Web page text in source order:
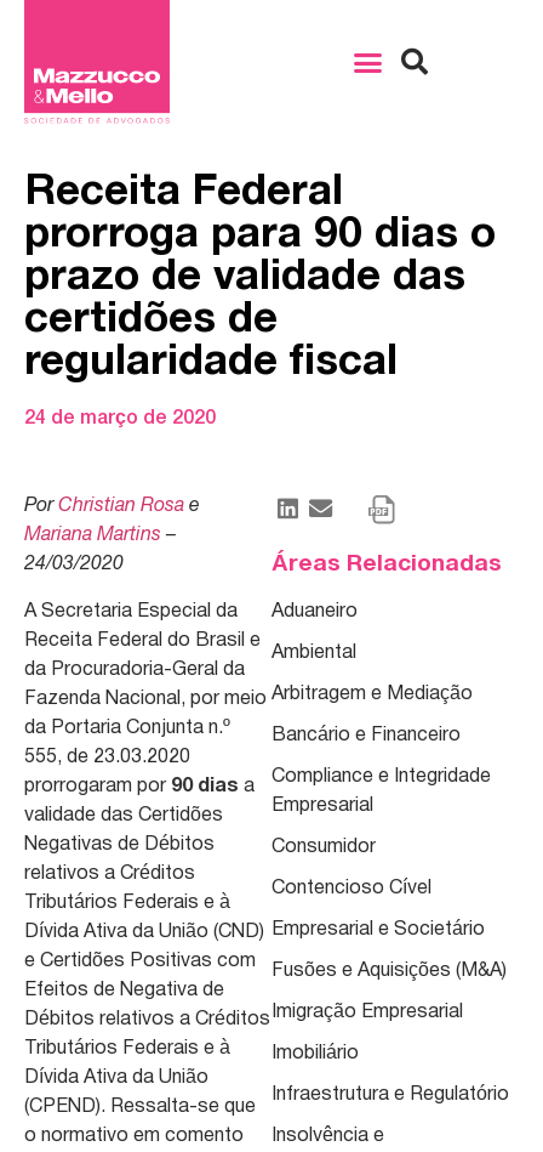
Receita Federal
prorroga para 90 dias o
prazo de validade das
certidões de
regularidade fiscal
24 de março de 2020
Por Christian Rosa e
Mariana Martins –
24/03/2020
A Secretaria Especial da
Receita Federal do Brasil e
da Procuradoria-Geral da
Fazenda Nacional, por meio
da Portaria Conjunta n.º
555, de 23.03.2020
prorrogaram por 90 dias a
validade das Certidões
Negativas de Débitos
relativos a Créditos
Tributários Federais e à
Dívida Ativa da União (CND)
e Certidões Positivas com
Efeitos de Negativa de
Débitos relativos a Créditos
Tributários Federais e à
Dívida Ativa da União
(CPEND). Ressalta-se que
o normativo em comento
Áreas Relacionadas
Aduaneiro
Ambiental
Arbitragem e Mediação
Bancário e Financeiro
Compliance e Integridade
Empresarial
Consumidor
Contencioso Cível
Empresarial e Societário
Fusões e Aquisições (M&A)
Imigração Empresarial
Imobiliário
Infraestrutura e Regulatório
Insolvência e